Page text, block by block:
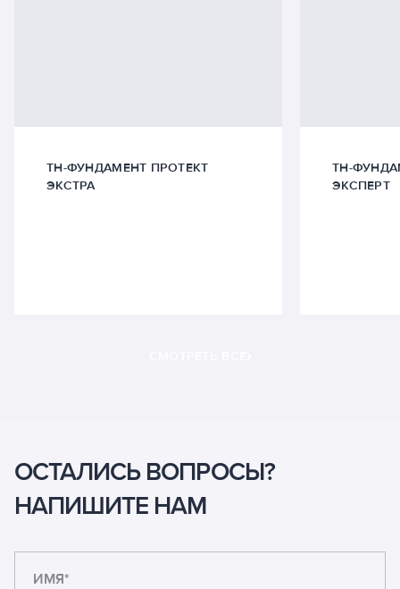
ТН-ФУНДАМЕНТ ПРОТЕКТ
ЭКСТРА
ТН-
ЭКСПЕРТ
ОСТАЛИСЬ ВОПРОСЫ?
НАПИШИТЕ НАМ
ИМЯ*